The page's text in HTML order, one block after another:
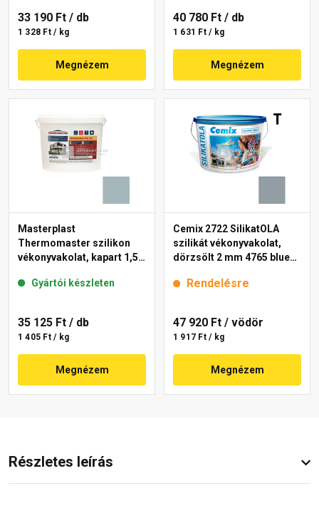
33 190 Ft / db
1 328 Ft / kg
Megnézem
40 780 Ft / db
1 631 Ft / kg
Megnézem
Masterplast
Thermomaster szilikon
vékonyvakolat, kapart 1,5
Gyártói készleten
35 125 Ft / db
1 405 Ft / kg
Megnézem
Cemix 2722 SilikatOLA
szilikát vékonyvakolat,
dörzsölt 2 mm 4765 blue
Rendelésre
47 920 Ft / vödör
1 917 Ft / kg
Megnézem
Részletes leírás